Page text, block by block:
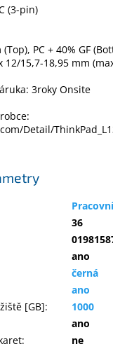
(3-pin)
PC + 40% GF
12/15,7-18,95 mm
3roky Onsite
Detail/
36
ano
černá
ano
[GB]:
1000
ano
: ne